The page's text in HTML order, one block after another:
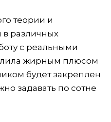
теории и
в различных
с реальными
жирным плюсом
будет закреплен
задавать по сотне